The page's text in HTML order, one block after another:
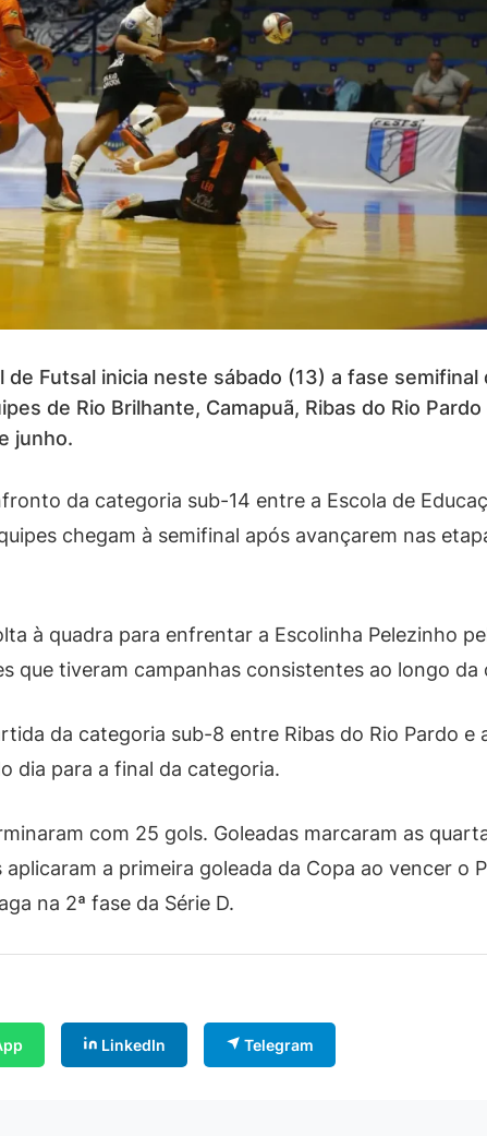
de Futsal inicia neste sábado (13) a fase
de Rio Brilhante, Camapuã, Ribas do Rio
junho.
da categoria sub-14 entre a Escola de
chegam à semifinal após avançarem nas
à quadra para enfrentar a Escolinha Pelezinho
que tiveram campanhas consistentes ao longo da
da categoria sub-8 entre Ribas do Rio Pardo e
dia para a final da categoria.
com 25 gols. Goleadas marcaram as
a primeira goleada da Copa ao vencer o
na 2ª fase da Série D.
LinkedIn Telegram